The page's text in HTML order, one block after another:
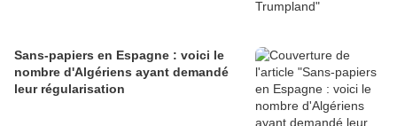
Sans-papiers en Espagne : voici le
nombre d'Algériens ayant demandé
leur régularisation